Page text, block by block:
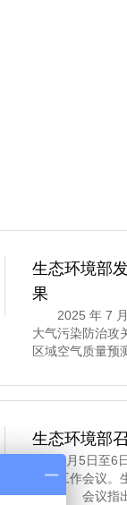
生态环境部
果
2025 年 7 月
大气污染防治攻
区域空气质量预
示,7 月下半月全
其中,京津冀及
生态环境部
5月5日至6日,
管理工作会议
话。 会议指出,